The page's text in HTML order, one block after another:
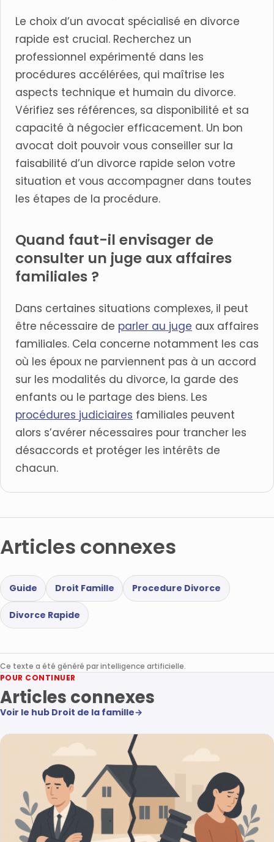
Le choix d’un avocat spécialisé en divorce
rapide est crucial. Recherchez un
professionnel expérimenté dans les
procédures accélérées, qui maîtrise les
aspects technique et humain du divorce.
Vérifiez ses références, sa disponibilité et sa
capacité à négocier efficacement. Un bon
avocat doit pouvoir vous conseiller sur la
faisabilité d’un divorce rapide selon votre
situation et vous accompagner dans toutes
les étapes de la procédure.
Quand faut-il envisager de
consulter un juge aux affaires
familiales ?
Dans certaines situations complexes, il peut
être nécessaire de parler au juge aux affaires
familiales. Cela concerne notamment les cas
où les époux ne parviennent pas à un accord
sur les modalités du divorce, la garde des
enfants ou le partage des biens. Les
procédures judiciaires familiales peuvent
alors s’avérer nécessaires pour trancher les
désaccords et protéger les intérêts de
chacun.
Articles connexes
Guide Droit Famille Procedure Divorce
Divorce Rapide
Ce texte a été généré par intelligence artificielle.
POUR CONTINUER
Articles connexes
Voir le hub Droit de la famille→